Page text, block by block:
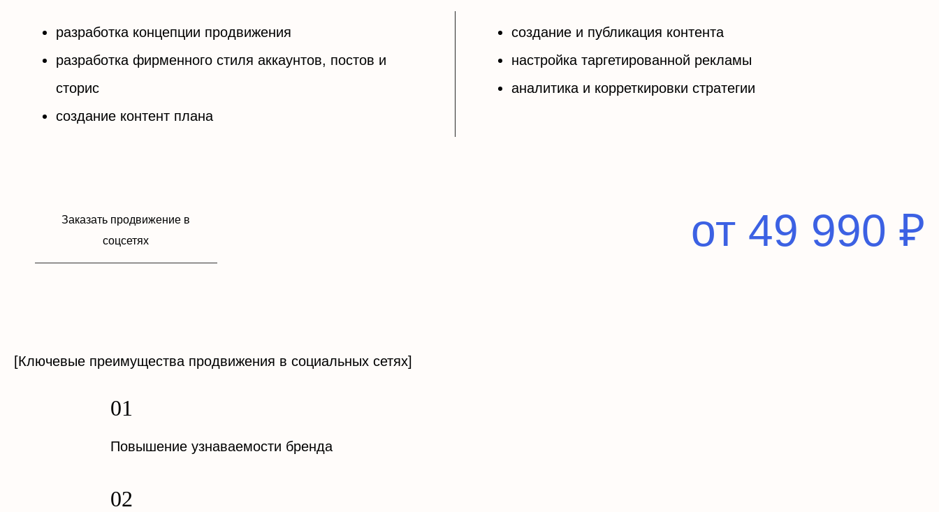
разработка концепции продвижения
разработка фирменного стиля аккаунтов, постов и
сторис
создание контент плана
создание и публикация контента
настройка таргетированной рекламы
аналитика и корреткировки стратегии
Заказать продвижение в
соцсетях
от 49 990 ₽
[Ключевые преимущества продвижения в социальных сетях]
Повышение узнаваемости бренда